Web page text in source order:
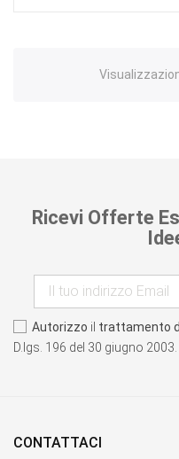
Ricevi Offerte
Autorizzo il trattamento
D.lgs. 196 del 30 giugno 2003.
CONTATTACI